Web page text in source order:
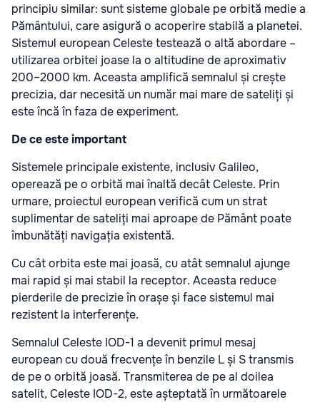
principiu similar: sunt sisteme globale pe orbită medie a
Pământului, care asigură o acoperire stabilă a planetei.
Sistemul european Celeste testează o altă abordare –
utilizarea orbitei joase la o altitudine de aproximativ
200–2000 km. Aceasta amplifică semnalul și crește
precizia, dar necesită un număr mai mare de sateliți și
este încă în faza de experiment.
De ce este important
Sistemele principale existente, inclusiv Galileo,
operează pe o orbită mai înaltă decât Celeste. Prin
urmare, proiectul european verifică cum un strat
suplimentar de sateliți mai aproape de Pământ poate
îmbunătăți navigația existentă.
Cu cât orbita este mai joasă, cu atât semnalul ajunge
mai rapid și mai stabil la receptor. Aceasta reduce
pierderile de precizie în orașe și face sistemul mai
rezistent la interferențe.
Semnalul Celeste IOD-1 a devenit primul mesaj
european cu două frecvențe în benzile L și S transmis
de pe o orbită joasă. Transmiterea de pe al doilea
satelit, Celeste IOD-2, este așteptată în următoarele